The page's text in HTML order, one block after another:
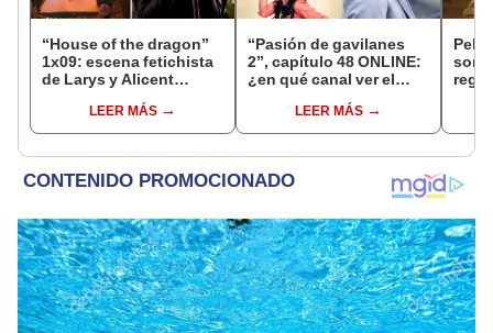
“House of the dragon”
1x09: escena fetichista
de Larys y Alicent
hace viralLEER MÁS
“Pasión de gavilanes
2’’, capítulo 48 ONLINE:
¿en qué canal ver el
LEER MÁS